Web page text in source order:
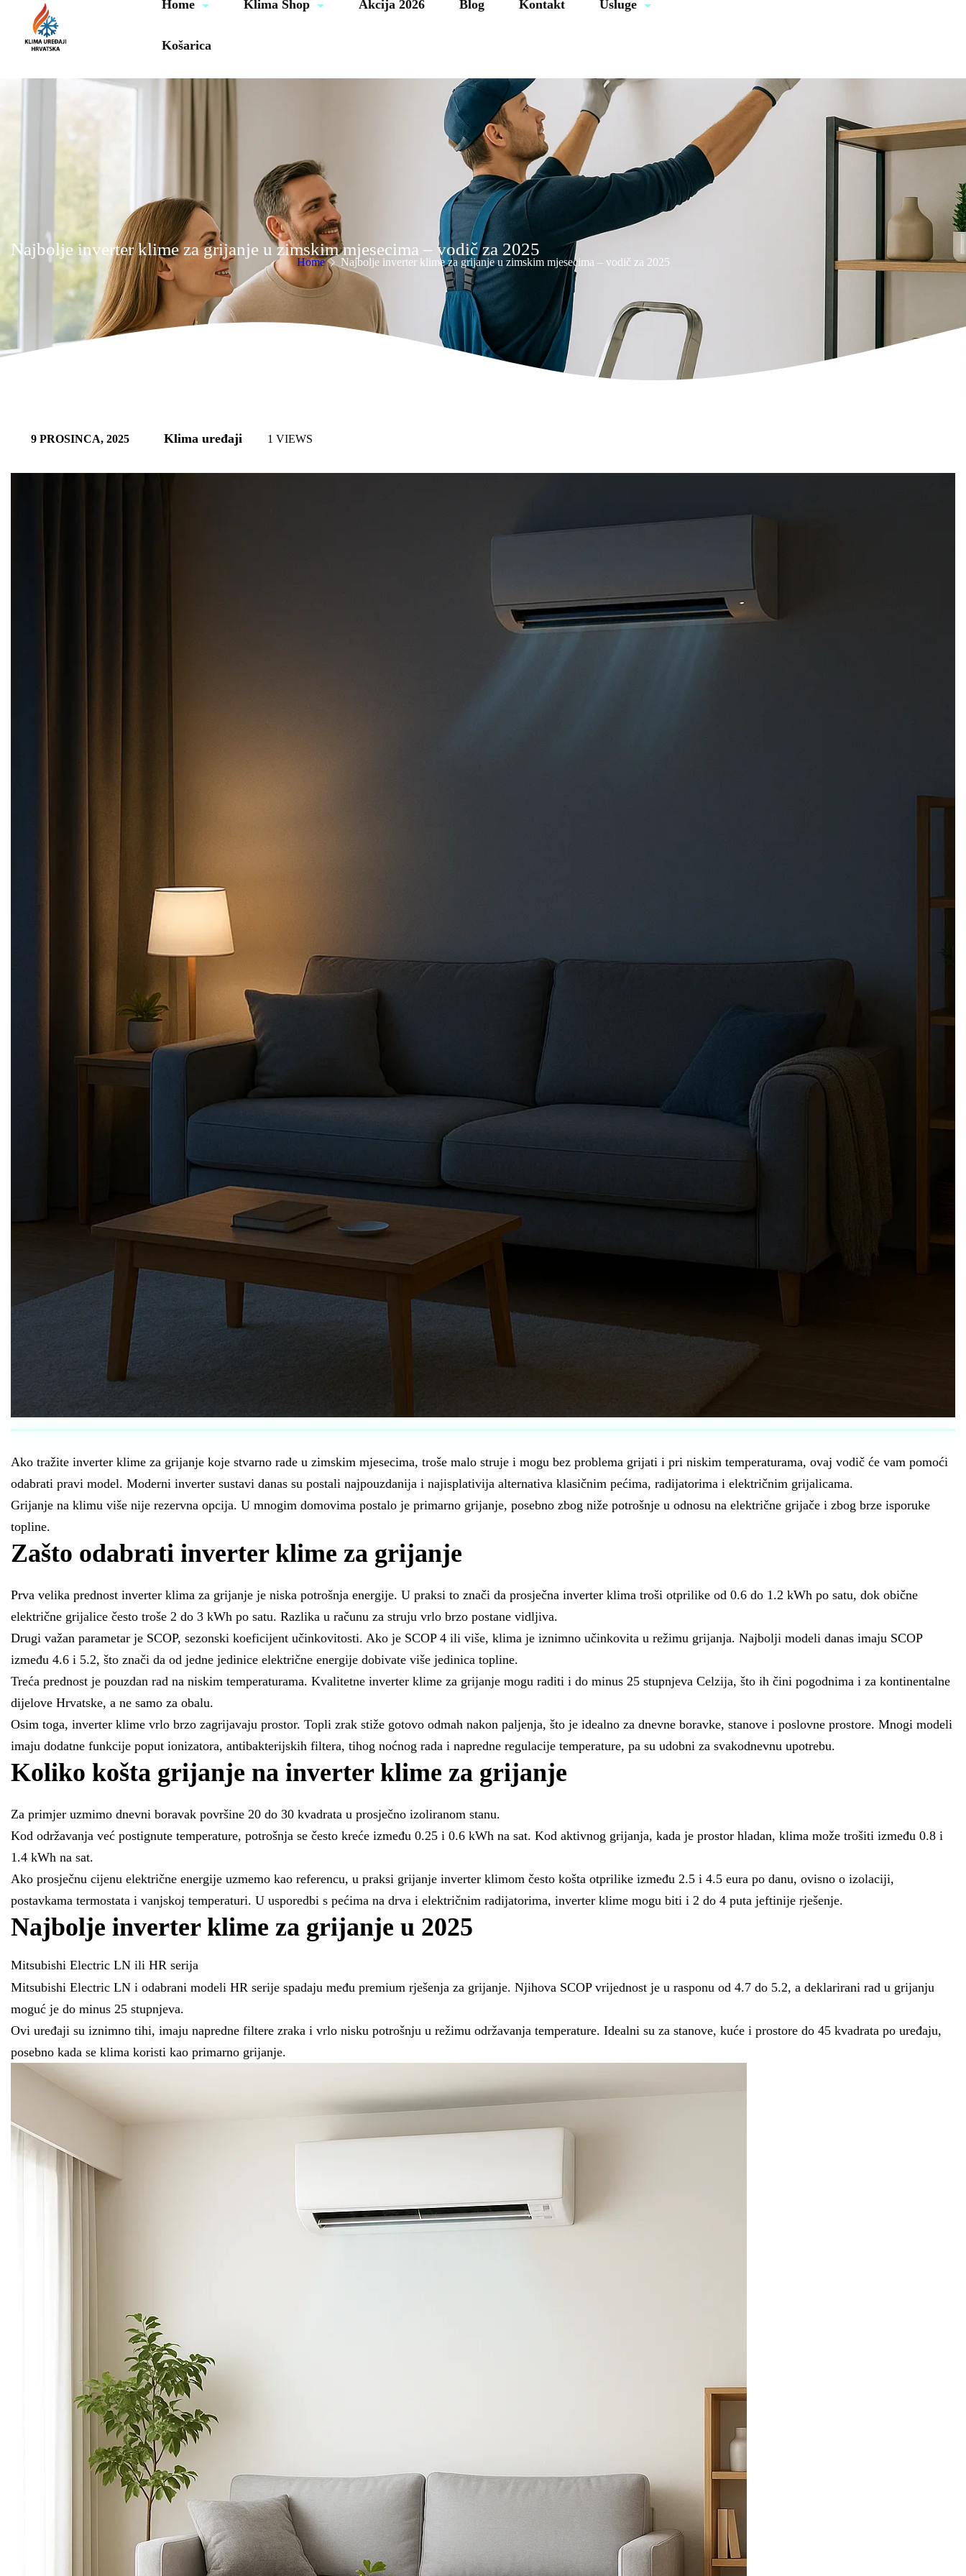
Home Klima Shop Akcija 2026 Blog Kontakt Usluge
Košarica
0000
Najbolje inverter klime za grijanje u zimskim mjesecima – vodič za 2025
Home Najbolje inverter klime za grijanje u zimskim mjesecima – vodič za 2025
9 PROSINCA, 2025 Klima uređaji 1 VIEWS
Ako tražite inverter klime za grijanje koje stvarno rade u zimskim mjesecima, troše malo struje i mogu bez problema grijati i pri niskim temperaturama, ovaj vodič će vam pomoći
odabrati pravi model. Moderni inverter sustavi danas su postali najpouzdanija i najisplativija alternativa klasičnim pećima, radijatorima i električnim grijalicama.
Grijanje na klimu više nije rezervna opcija. U mnogim domovima postalo je primarno grijanje, posebno zbog niže potrošnje u odnosu na električne grijače i zbog brze isporuke
topline.
Zašto odabrati inverter klime za grijanje
Prva velika prednost inverter klima za grijanje je niska potrošnja energije. U praksi to znači da prosječna inverter klima troši otprilike od 0.6 do 1.2 kWh po satu, dok obične
električne grijalice često troše 2 do 3 kWh po satu. Razlika u računu za struju vrlo brzo postane vidljiva.
Drugi važan parametar je SCOP, sezonski koeficijent učinkovitosti. Ako je SCOP 4 ili više, klima je iznimno učinkovita u režimu grijanja. Najbolji modeli danas imaju SCOP
između 4.6 i 5.2, što znači da od jedne jedinice električne energije dobivate više jedinica topline.
Treća prednost je pouzdan rad na niskim temperaturama. Kvalitetne inverter klime za grijanje mogu raditi i do minus 25 stupnjeva Celzija, što ih čini pogodnima i za kontinentalne
dijelove Hrvatske, a ne samo za obalu.
Osim toga, inverter klime vrlo brzo zagrijavaju prostor. Topli zrak stiže gotovo odmah nakon paljenja, što je idealno za dnevne boravke, stanove i poslovne prostore. Mnogi modeli
imaju dodatne funkcije poput ionizatora, antibakterijskih filtera, tihog noćnog rada i napredne regulacije temperature, pa su udobni za svakodnevnu upotrebu.
Koliko košta grijanje na inverter klime za grijanje
Za primjer uzmimo dnevni boravak površine 20 do 30 kvadrata u prosječno izoliranom stanu.
Kod održavanja već postignute temperature, potrošnja se često kreće između 0.25 i 0.6 kWh na sat. Kod aktivnog grijanja, kada je prostor hladan, klima može trošiti između 0.8 i
1.4 kWh na sat.
Ako prosječnu cijenu električne energije uzmemo kao referencu, u praksi grijanje inverter klimom često košta otprilike između 2.5 i 4.5 eura po danu, ovisno o izolaciji,
postavkama termostata i vanjskoj temperaturi. U usporedbi s pećima na drva i električnim radijatorima, inverter klime mogu biti i 2 do 4 puta jeftinije rješenje.
Najbolje inverter klime za grijanje u 2025
Mitsubishi Electric LN ili HR serija
Mitsubishi Electric LN i odabrani modeli HR serije spadaju među premium rješenja za grijanje. Njihova SCOP vrijednost je u rasponu od 4.7 do 5.2, a deklarirani rad u grijanju
moguć je do minus 25 stupnjeva.
Ovi uređaji su iznimno tihi, imaju napredne filtere zraka i vrlo nisku potrošnju u režimu održavanja temperature. Idealni su za stanove, kuće i prostore do 45 kvadrata po uređaju,
posebno kada se klima koristi kao primarno grijanje.